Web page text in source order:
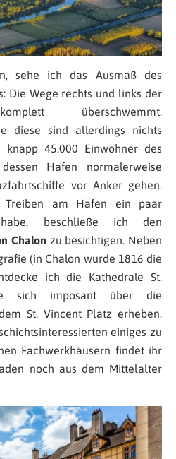
sehe ich das Ausmaß des
Die Wege rechts und links der
überschwemmt.
diese sind allerdings nichts
45.000 Einwohner des
Hafen normalerweise
vor Anker gehen.
am Hafen ein paar
beschließe ich den
Chalon zu besichtigen. Neben
(in Chalon wurde 1816 die
ich die Kathedrale St.
sich imposant über die
St. Vincent Platz erheben.
einiges zu
Fachwerkhäusern findet ihr
noch aus dem Mittelalter